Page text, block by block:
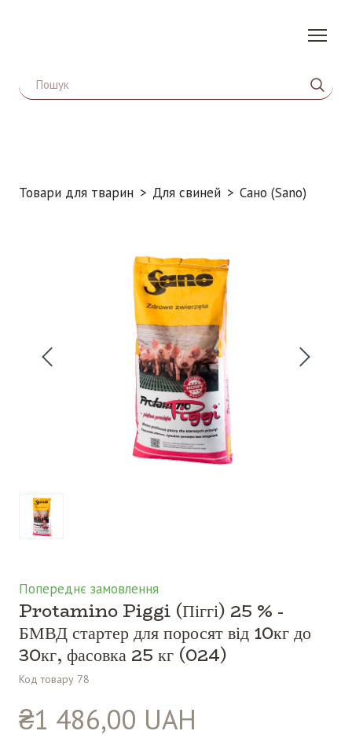
Товари для тварин Для свиней Сано (Sano)
Попереднє замовлення
Protamino Piggi (Піггі) 25 % -
БМВД стартер для поросят від 10кг до
30кг, фасовка 25 кг (024)
Код товару 78
₴1 486,00 UAH